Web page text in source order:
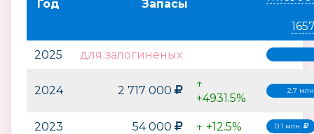
Год Запасы
2025 для залогиненых
2024 2 717 000
↑
+4931.5%
2.7
2023 54 000 ↑ +12.5% 0.1 млн.